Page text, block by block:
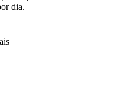
dia.